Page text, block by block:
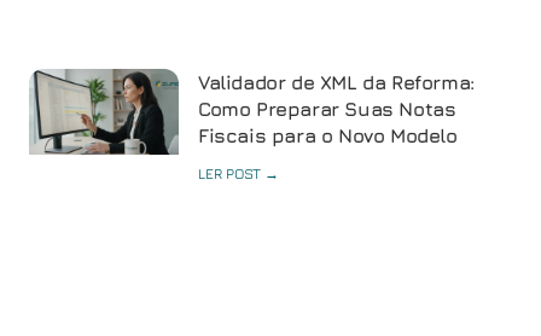
Validador de XML da Reforma:
Como Preparar Suas Notas
Fiscais para o Novo Modelo
LER POST →